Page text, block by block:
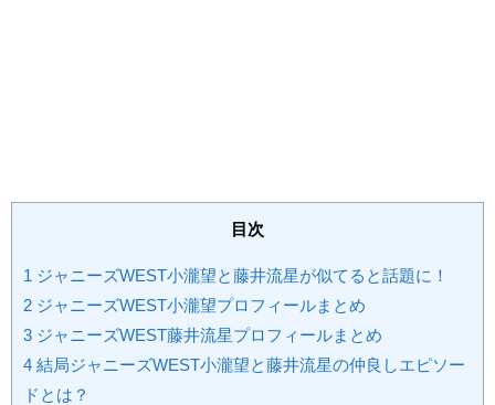
目次
1 ジャニーズWEST小瀧望と藤井流星が似てると話題に！
2 ジャニーズWEST小瀧望プロフィールまとめ
3 ジャニーズWEST藤井流星プロフィールまとめ
4 結局ジャニーズWEST小瀧望と藤井流星の仲良しエピソー
ドとは？